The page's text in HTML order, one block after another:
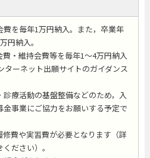
費を毎年1万円納入。また，卒業年
円納入。
・維持会費等を毎年1〜4万円納入
ターネット出願サイトのガイダンス
療活動の基盤整備などのため，入
事業にご協力をお願いする予定で
費や実習費が必要となります（詳
ださい）。